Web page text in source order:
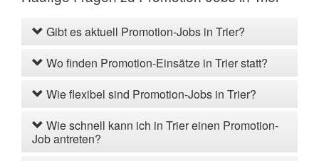
Gibt es aktuell Promotion-Jobs in Trier?
Wo finden Promotion-Einsätze in Trier statt?
Wie flexibel sind Promotion-Jobs in Trier?
Wie schnell kann ich in Trier einen Promotion-
Job antreten?